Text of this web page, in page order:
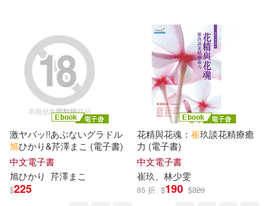
芮妮‧崔莫(7)
莎士比亞(7) 華旭教育組編(7)
謝惟亨(7) 貓田(7)
費茲傑羅(7) 辛琪(7)
野山風一郎(7) 陳彥亨(7)
小魯文化(21) 幸福文化(21)
愛播聽書FM(21)
江西美術出版社(21)
立信會計出版社(21)
激ヤバッ!!あぶないグラドル
旭ひかり&芹澤まこ (電子書)
中文電子書
旭ひかり 芹澤まこ
$225
花精與花魂： 崔玖談花精療癒
力 (電子書)
中文電子書
崔玖、林少雯
85 折 $190 $320